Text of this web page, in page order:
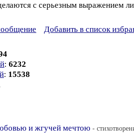
с серьезным выражением
Добавить в список
: 6232
: 15538
и жгучей мечтою -